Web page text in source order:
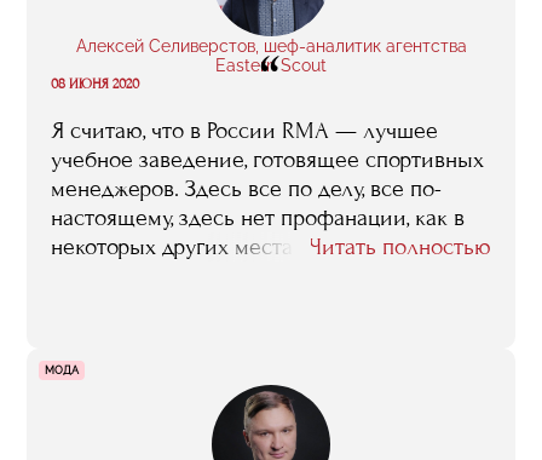
Алексей Селиверстов, шеф-аналитик агентства
Eastern Scout
“
08 ИЮНЯ 2020
Я считаю, что в России RMA — лучшее
учебное заведение, готовящее спортивных
менеджеров. Здесь все по делу, все по-
настоящему, здесь нет профанации, как в
некоторых других местах, где студенты из
ничего невозможно нового открыть или
Читать полностью
МОДА